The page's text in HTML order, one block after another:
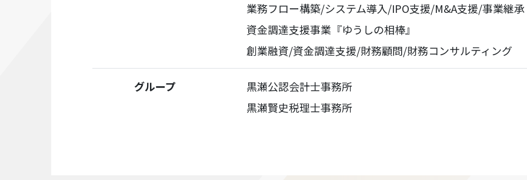
業務フロー構築/システム導入/IPO支援/M&A支援/事業継承
資金調達支援事業 『ゆうしの相棒』
創業融資/資金調達支援/財務顧問/財務コンサルティング
グループ
黒瀬公認会計士事務所
黒瀬賢史税理士事務所